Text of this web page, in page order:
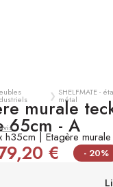
SHELFMATE -
métal
murale
65cm - A
| Etagère
€ - 20%